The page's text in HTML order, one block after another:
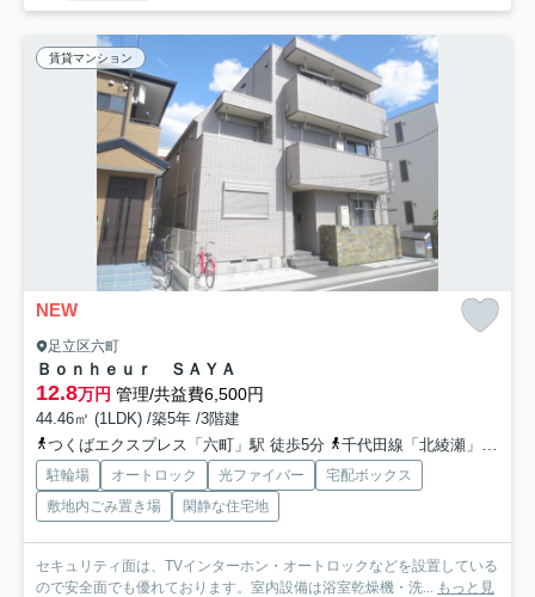
賃貸マンション
NEW
足立区六町
Ｂｏｎｈｅｕｒ ＳＡＹＡ
12.8万円 管理/共益費6,500円
44.46㎡ (1LDK) /築5年 /3階建
つくばエクスプレス「六町」駅 徒歩5分
千代田線「北綾瀬」駅 徒歩17分
駐輪場 オートロック 光ファイバー
宅配ボックス
敷地内ごみ置き場
閑静な住宅地
セキュリティ面は、TVインターホン・オートロックなどを設置している
ので安全面でも優れております。室内設備は浴室乾燥機・洗... もっと見